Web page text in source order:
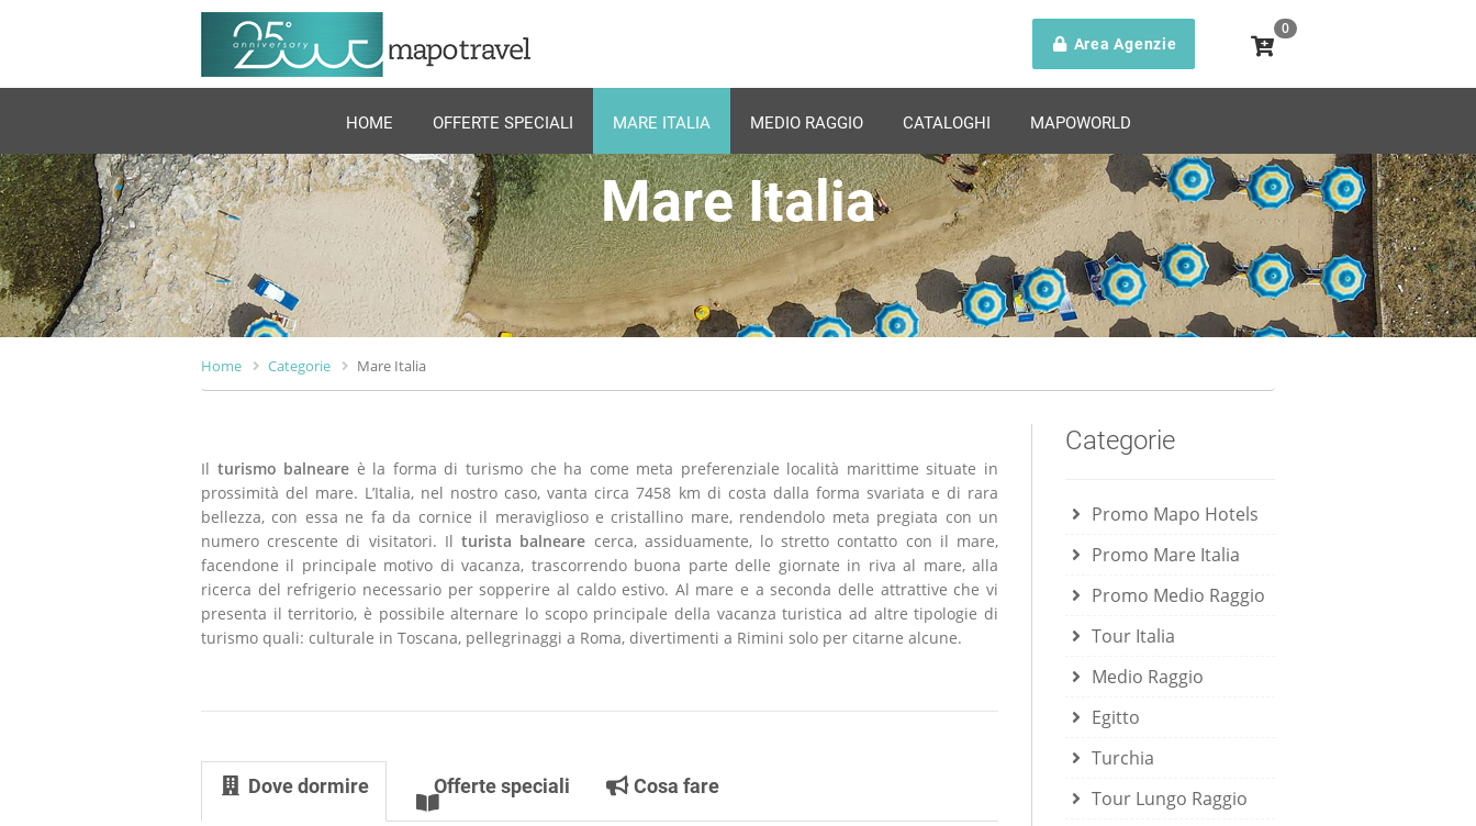
Area Agenzie
0
HOME OFFERTE SPECIALI MARE ITALIA MEDIO RAGGIO CATALOGHI MAPOWORLD
Mare Italia
Home Categorie Mare Italia
Il turismo balneare è la forma di turismo che ha come meta preferenziale località marittime situate in
prossimità del mare. L’Italia, nel nostro caso, vanta circa 7458 km di costa dalla forma svariata e di rara
bellezza, con essa ne fa da cornice il meraviglioso e cristallino mare, rendendolo meta pregiata con un
numero crescente di visitatori. Ilturista balneare cerca, assiduamente, lo stretto contatto con il mare,
facendone il principale motivo di vacanza, trascorrendo buona parte delle giornate in riva al mare, alla
ricerca del refrigerio necessario per sopperire al caldo estivo. Al mare e a seconda delle attrattive che vi
presenta il territorio, è possibile alternare lo scopo principale della vacanza turistica ad altre tipologie di
turismo quali: culturale in Toscana, pellegrinaggi a Roma, divertimenti a Rimini solo per citarne alcune.
Dove dormire Offerte speciali Cosa fare
Categorie
Promo Mapo Hotels
Promo Mare Italia
Promo Medio Raggio
Tour Italia
Medio Raggio
Egitto
Turchia
Tour Lungo Raggio